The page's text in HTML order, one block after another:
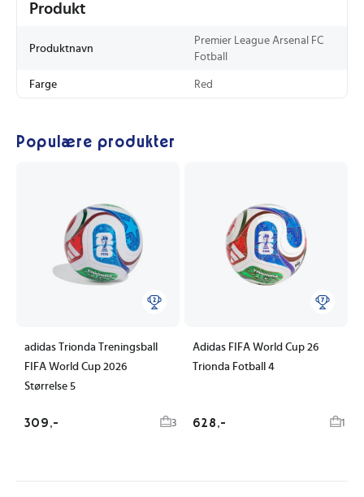
Produkt
Produktnavn
Premier League Arsenal FC
Fotball
Farge Red
Populære produkter
adidas Trionda Treningsball
FIFA World Cup 2026
Størrelse 5
309,- 3
Adidas FIFA World Cup 26
Trionda Fotball 4
628,- 1